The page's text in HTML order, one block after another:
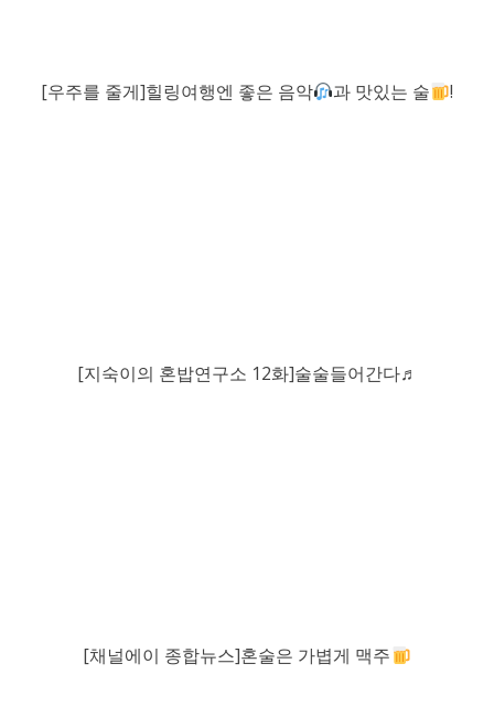
[우주를 줄게]힐링여행엔 좋은 음악 과 맛있는 술 !
[지숙이의 혼밥연구소 12화]술술들어간다♬
[채널에이 종합뉴스]혼술은 가볍게 맥주